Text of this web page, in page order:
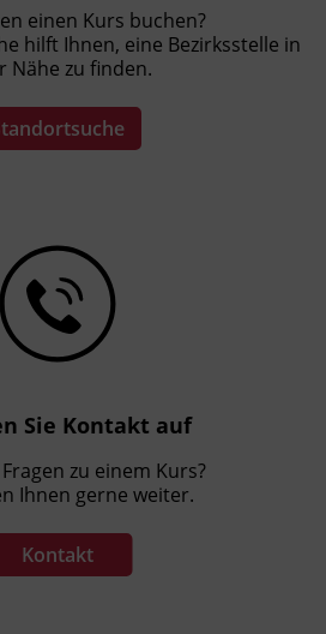
einen Kurs buchen?
hilft Ihnen, eine Bezirksstelle in
Nähe zu finden.
Sie Kontakt auf
zu einem Kurs?
Ihnen gerne weiter.
Kontakt